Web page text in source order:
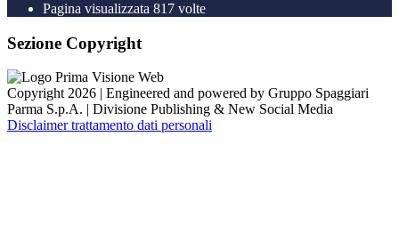
Pagina visualizzata 817 volte
Sezione Copyright
Copyright 2026 | Engineered and powered by Gruppo Spaggiari
Parma S.p.A. | Divisione Publishing & New Social Media
Disclaimer trattamento dati personali